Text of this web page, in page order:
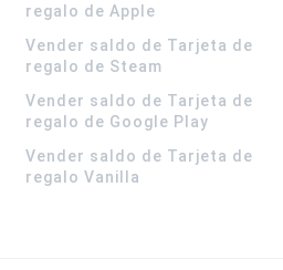
regalo de Apple
Vender saldo de Tarjeta de
regalo de Steam
Vender saldo de Tarjeta de
regalo de Google Play
Vender saldo de Tarjeta de
regalo Vanilla